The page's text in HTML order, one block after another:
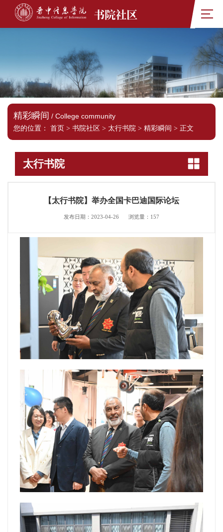
书院社区
精彩瞬间 / College community
您的位置：
首页 > 书院社区 > 太行书院 > 精彩瞬间 > 正文
太行书院
【太行书院】举办全国卡巴迪国际论坛
发布日期：2023-04-26 浏览量： 157